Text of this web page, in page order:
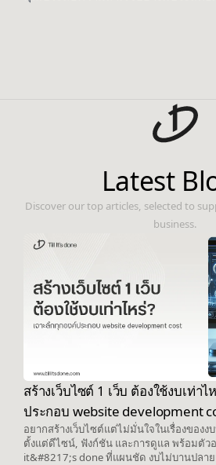
Latest
Discover our top articles, selected to
business.
สร้างเว็บไซต์ 1 เว็บ ต้องใช้งบเท่าไ
ประกอบ website development
อยากสร้างเว็บไซต์แต่ไม่มั่นใจในเรื่องของ
ตั้งแต่ดีไซน์, ฟังก์ชัน และการดูแล พร้อมตัวอ
it&#8217;s done ที่แผนชัด งบไม่บานปลา